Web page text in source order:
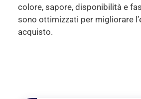
colore, sapore, disponibilità e
sono ottimizzati per migliorare
acquisto.